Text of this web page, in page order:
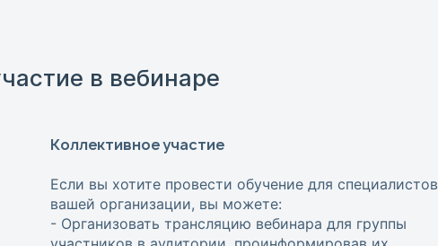
в вебинаре
Коллективное участие
Если вы хотите провести обучение для специалистов
вашей организации, вы можете:
- Организовать трансляцию вебинара для группы